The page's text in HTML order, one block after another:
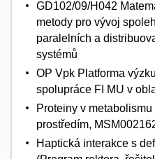
GD102/09/H042
metody pro vývoj
paralelních a
systémů
OP Vpk Platforma
spolupráce FI MU v
Proteiny v
prostředím,
Haptická interakce s